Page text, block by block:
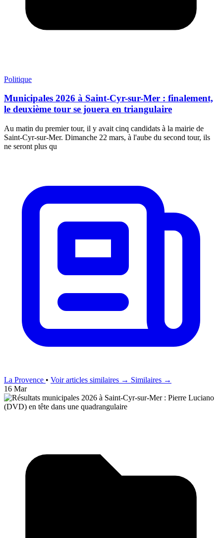
Politique
Municipales 2026 à Saint-Cyr-sur-Mer : finalement,
le deuxième tour se jouera en triangulaire
Au matin du premier tour, il y avait cinq candidats à la mairie de
Saint-Cyr-sur-Mer. Dimanche 22 mars, à l'aube du second tour, ils
ne seront plus qu
La Provence • Voir articles similaires → Similaires →
16 Mar